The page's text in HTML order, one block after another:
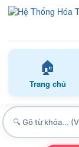
🏠
Trang chủ